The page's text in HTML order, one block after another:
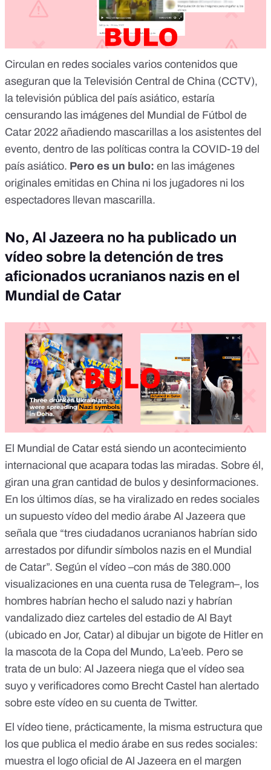
Circulan en redes sociales varios contenidos que
aseguran que la Televisión Central de China (CCTV),
la televisión pública del país asiático, estaría
censurando las imágenes del Mundial de Fútbol de
Catar 2022 añadiendo mascarillas a los asistentes del
evento, dentro de las políticas contra la COVID-19 del
país asiático. Pero es un bulo: en las imágenes
originales emitidas en China ni los jugadores ni los
espectadores llevan mascarilla.
No, Al Jazeera no ha publicado un
vídeo sobre la detención de tres
aficionados ucranianos nazis en el
Mundial de Catar
El Mundial de Catar está siendo un acontecimiento
internacional que acapara todas las miradas. Sobre él,
giran una gran cantidad de bulos y desinformaciones.
En los últimos días, se ha viralizado en redes sociales
un supuesto vídeo del medio árabe Al Jazeera que
señala que “tres ciudadanos ucranianos habrían sido
arrestados por difundir símbolos nazis en el Mundial
de Catar”. Según el vídeo –con más de 380.000
visualizaciones en una cuenta rusa de Telegram–, los
hombres habrían hecho el saludo nazi y habrían
vandalizado diez carteles del estadio de Al Bayt
(ubicado en Jor, Catar) al dibujar un bigote de Hitler en
la mascota de la Copa del Mundo, La’eeb. Pero se
trata de un bulo: Al Jazeera niega que el vídeo sea
suyo y verificadores como Brecht Castel han alertado
sobre este vídeo en su cuenta de Twitter.
El vídeo tiene, prácticamente, la misma estructura que
los que publica el medio árabe en sus redes sociales:
muestra el logo oficial de Al Jazeera en el margen